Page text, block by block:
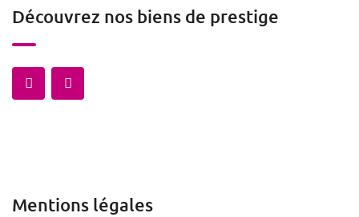
Découvrez nos biens de prestige
Mentions légales